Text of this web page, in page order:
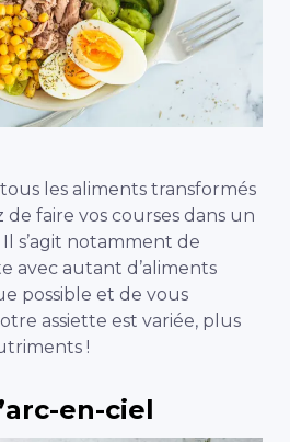
les aliments transformés
de faire vos courses dans un
s’agit notamment de
avec autant d’aliments
possible et de vous
assiette est variée, plus
!
en-ciel